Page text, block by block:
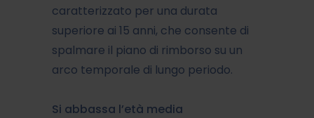
caratterizzato per una durata
superiore ai 15 anni, che consente di
spalmare il piano di rimborso su un
arco temporale di lungo periodo.
Si abbassa l’età media